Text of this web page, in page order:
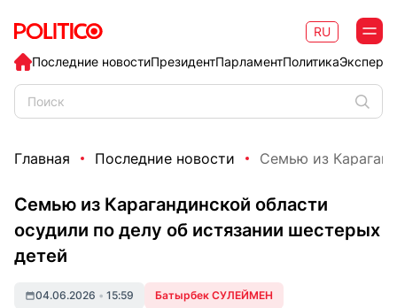
Последние новостиПрезидентПарламентПолитика
RU
Главная Последние новости Семью из
Семью из Карагандинской области
осудили по делу об истязании шестерых
детей
04.06.2026 • 15:59 Батырбек СУЛЕЙМЕН